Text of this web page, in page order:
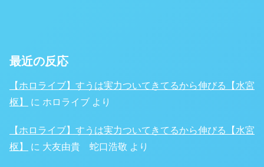
最近の反応
【ホロライブ】すうは実力ついてきてるから伸びる【水宮
枢】
に ホロライブ より
【ホロライブ】すうは実力ついてきてるから伸びる【水宮
枢】
に 大友由貴 蛇口浩敬 より